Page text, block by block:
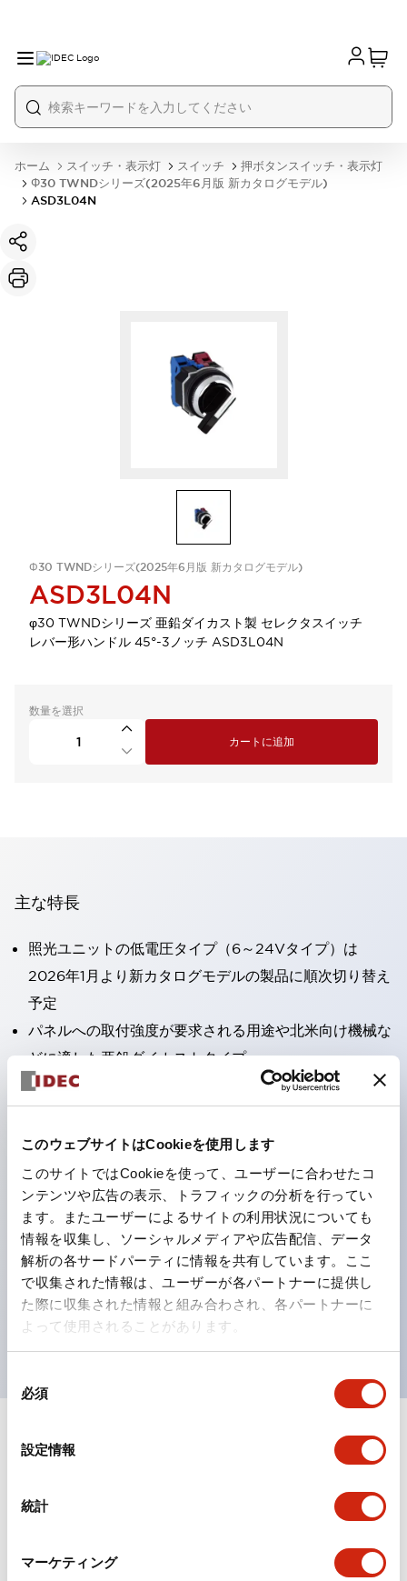
このウェブサイトはCookieを使用します
このサイトではCookieを使って、ユーザーに合わせたコ
ンテンツや広告の表示、トラフィックの分析を行ってい
ます。またユーザーによるサイトの利用状況についても
情報を収集し、ソーシャルメディアや広告配信、データ
解析の各サードパーティに情報を共有しています。ここ
で収集された情報は、ユーザーが各パートナーに提供し
た際に収集された情報と組み合わされ、各パートナーに
よって使用されることがあります。
必須
設定情報
統計
マーケティング
ホーム スイッチ・表示灯 スイッチ
押ボタンスイッチ・表示灯
Φ30 TWNDシリーズ(2025年6月版 新カタログモデル)
ASD3L04N
Φ30 TWNDシリーズ(2025年6月版 新カタログモデル)
ASD3L04N
φ30 TWNDシリーズ 亜鉛ダイカスト製 セレクタスイッチ
レバー形ハンドル 45°-3ノッチ ASD3L04N
数量を選択
カートに追加
主な特長
照光ユニットの低電圧タイプ（6～24Vタイプ）は
2026年1月より新カタログモデルの製品に順次切り替え
予定
パネルへの取付強度が要求される用途や北米向け機械な
どに適した亜鉛ダイカストタイプ
フィンガープロテクション構造、ねじアップ端子構造、
保護構造IP20に対応したHW-U形コンタクトブロック
を搭載。
高電圧タイプのLED球が搭載可能になり、ダイレクト
タイプの定格使用電圧が最大240Vまで対応可能になり
ました。
ひとつで6色の役をこなすLED球（LSRD球）。これま
で色ごとに分かれていたLED球を、1色のLED球で各色
を表現できるようにしました。
UL、CSA、TÜV、CCC認証品。
仕様 すべて展開+